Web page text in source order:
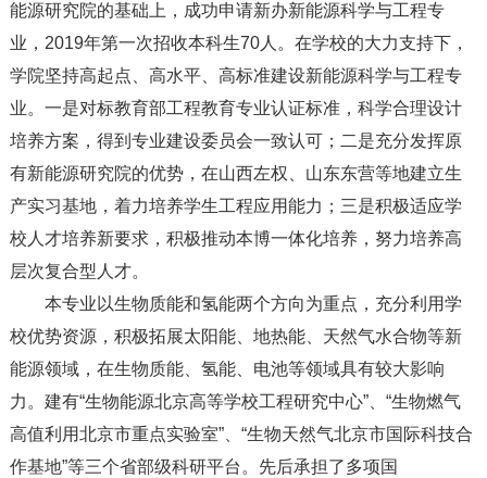
能源研究院的基础上，成功申请新办新能源科学与工程专
业，2019年第一次招收本科生70人。在学校的大力支持下，
学院坚持高起点、高水平、高标准建设新能源科学与工程专
业。一是对标教育部工程教育专业认证标准，科学合理设计
培养方案，得到专业建设委员会一致认可；二是充分发挥原
有新能源研究院的优势，在山西左权、山东东营等地建立生
产实习基地，着力培养学生工程应用能力；三是积极适应学
校人才培养新要求，积极推动本博一体化培养，努力培养高
层次复合型人才。
本专业以生物质能和氢能两个方向为重点，充分利用学
校优势资源，积极拓展太阳能、地热能、天然气水合物等新
能源领域，在生物质能、氢能、电池等领域具有较大影响
力。建有“生物能源北京高等学校工程研究中心”、“生物燃气
高值利用北京市重点实验室”、“生物天然气北京市国际科技合
作基地”等三个省部级科研平台。先后承担了多项国